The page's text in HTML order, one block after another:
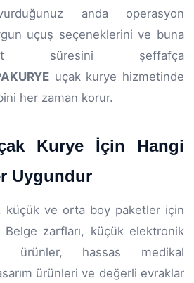
anda operasyon
uçuş seçeneklerini ve buna
süresini şeffafça
uçak kurye hizmetinde
her zaman korur.
Kurye İçin Hangi
Uygundur
küçük ve orta boy paketler için
zarfları, küçük elektronik
ürünler, hassas medikal
ürünleri ve değerli evraklar